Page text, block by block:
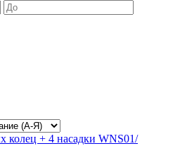
колец + 4 насадки WNS01/